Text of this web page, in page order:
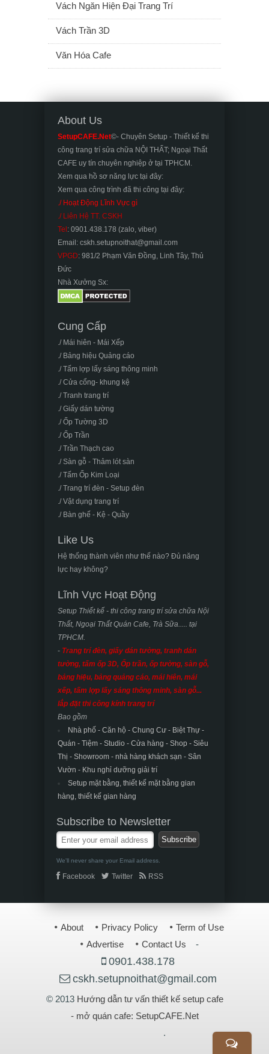
Vách Ngăn Hiện Đại Trang Trí
Vách Trần 3D
Văn Hóa Cafe
About Us
SetupCAFE.Net©- Chuyên Setup - Thiết kế thi
công trang trí sửa chữa NỘI THẤT; Ngoại Thất
CAFE uy tín chuyên nghiệp ở tại TPHCM.
Xem qua hồ sơ năng lực tại đây:
Xem qua công trình đã thi công tại đây:
./ Hoạt Động Lĩnh Vực gì
./ Liên Hệ TT. CSKH
Tel : 0901.438.178 (zalo, viber)
Email: cskh.setupnoithat@gmail.com
VPGD: 981/2 Phạm Văn Đồng, Linh Tây, Thủ
Đức
Nhà Xưởng Sx:
Cung Cấp
./ Mái hiên - Mái Xếp
./ Bảng hiệu Quảng cáo
./ Tấm lợp lấy sáng thông minh
./ Cửa cổng- khung kệ
./ Tranh trang trí
./ Giấy dán tường
./ Ốp Tường 3D
./ Ốp Trần
./ Trần Thạch cao
./ Sàn gỗ - Thảm lót sàn
./ Tấm Ốp Kim Loại
./ Trang trí đèn - Setup đèn
./ Vật dụng trang trí
./ Bàn ghế - Kệ - Quầy
Like Us
Hệ thống thành viên như thế nào? Đủ năng
lực hay không?
Lĩnh Vực Hoạt Động
Setup Thiết kế - thi công trang trí sửa chữa Nội
Thất, Ngoại Thất Quán Cafe, Trà Sữa..... tại
TPHCM.
- Trang trí đèn, giấy dán tường, tranh dán
tường, tấm ốp 3D, Ốp trần, ốp tường, sàn gỗ,
bảng hiệu, bảng quảng cáo, mái hiên, mái
xếp, tấm lợp lấy sáng thông minh, sàn gỗ...
lắp đặt thi công kính trang trí
Bao gồm
Nhà phố - Căn hộ - Chung Cư - Biệt Thự -
Quán - Tiệm - Studio - Cửa hàng - Shop - Siêu
Thị - Showroom - nhà hàng khách sạn - Sân
Vườn - Khu nghỉ dưỡng giải trí
Setup mặt bằng, thiết kế mặt bằng gian
hàng, thiết kế gian hàng
Subscribe to Newsletter
We'll never share your Email address.
Facebook Twitter RSS
About Privacy Policy
Term of Use
Advertise
Contact Us -
0901.438.178
cskh.setupnoithat@gmail.com
© 2013 Hướng dẫn tư vấn thiết kế setup cafe
- mở quán cafe: SetupCAFE.Net
.